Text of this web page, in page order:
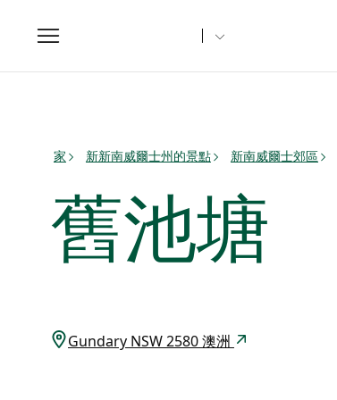
Toggle
navigation
家 新新南威爾士州的景點 新南威爾士郊區
舊池塘
Gundary NSW 2580 澳洲